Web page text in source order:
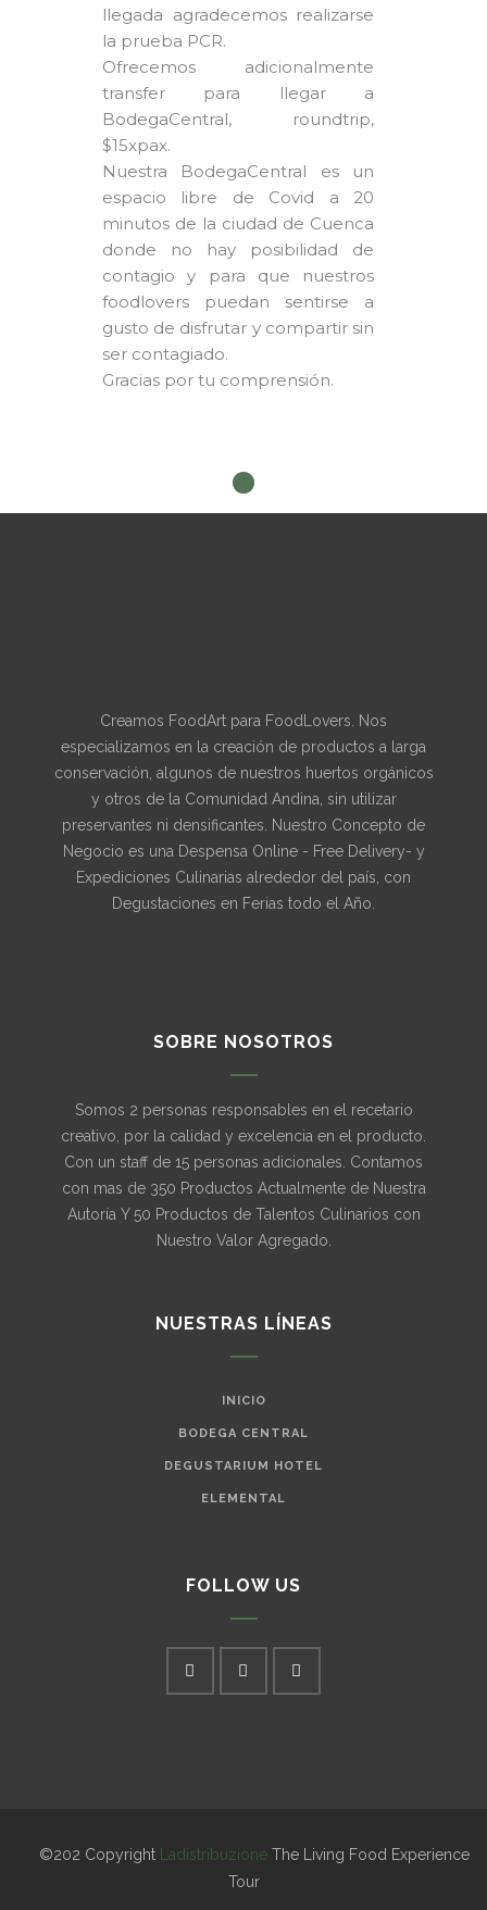
llegada agradecemos realizarse
la prueba PCR.
Ofrecemos adicionalmente
transfer para llegar a
BodegaCentral, roundtrip,
$15xpax.
Nuestra BodegaCentral es un
espacio libre de Covid a 20
minutos de la ciudad de Cuenca
donde no hay posibilidad de
contagio y para que nuestros
foodlovers puedan sentirse a
gusto de disfrutar y compartir sin
ser contagiado.
Gracias por tu comprensión.
Creamos FoodArt para FoodLovers. Nos
especializamos en la creación de productos a larga
conservación, algunos de nuestros huertos orgánicos
y otros de la Comunidad Andina, sin utilizar
preservantes ni densificantes. Nuestro Concepto de
Negocio es una Despensa Online - Free Delivery- y
Expediciones Culinarias alrededor del país, con
Degustaciones en Ferias todo el Año.
SOBRE NOSOTROS
Somos 2 personas responsables en el recetario
creativo, por la calidad y excelencia en el producto.
Con un staff de 15 personas adicionales. Contamos
con mas de 350 Productos Actualmente de Nuestra
Autoría Y 50 Productos de Talentos Culinarios con
Nuestro Valor Agregado.
NUESTRAS LÍNEAS
INICIO
BODEGA CENTRAL
DEGUSTARIUM HOTEL
ELEMENTAL
FOLLOW US
©202 Copyright Ladistribuzione The Living Food Experience
Tour